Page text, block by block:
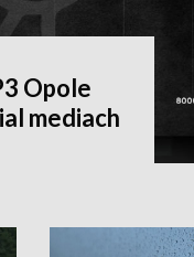
Opole
mediach